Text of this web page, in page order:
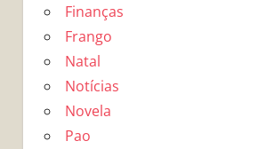
Finanças
Frango
Natal
Notícias
Novela
Pao